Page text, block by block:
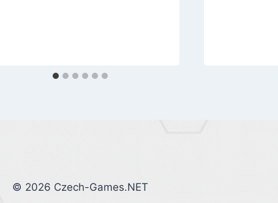
© 2026 Czech-Games.NET